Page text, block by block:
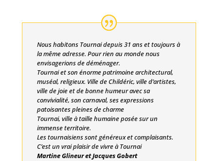
Nous habitons Tournai depuis 31 ans et toujours à
la même adresse. Pour rien au monde nous
envisagerions de déménager.
Tournai et son énorme patrimoine architectural,
muséal, religieux. Ville de Childéric, ville d’artistes,
ville de joie et de bonne humeur avec sa
convivialité, son carnaval, ses expressions
patoisantes pleines de charme
Tournai, ville à taille humaine posée sur un
immense territoire.
Les tournaisiens sont généreux et complaisants.
C’est un vrai plaisir de vivre à Tournai
Martine Glineur et Jacques Gobert